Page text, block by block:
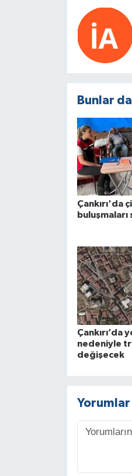
Bunlar
Çankırı'da
Çankırı’da
nedeniyle
değişecek
Yorumlar